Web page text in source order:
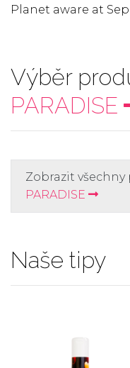
Planet aware at
Výběr
PARADISE
Zobrazit
PARADISE
Naše tipy